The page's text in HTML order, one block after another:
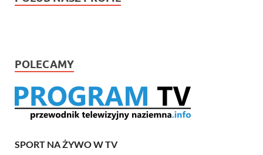
POLECAMY
SPORT NA ŻYWO W TV